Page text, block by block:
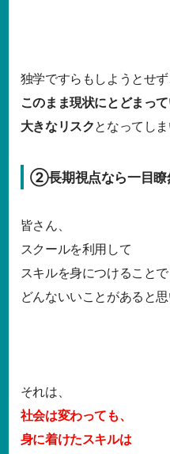
独学ですらもしようとせず
このまま現状にとどまっ
大きなリスクとなってしま
②長期視点なら一目瞭
皆さん、
スクールを利用して
スキルを身につけることで
どんないいことがあると思
それは、
社会は変わっても、
身に着けたスキルは